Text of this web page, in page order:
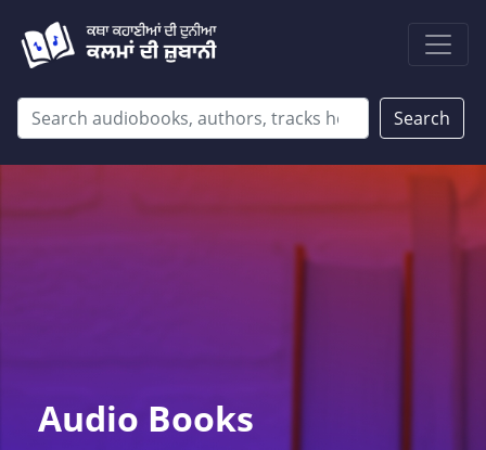
Search
Audio Books